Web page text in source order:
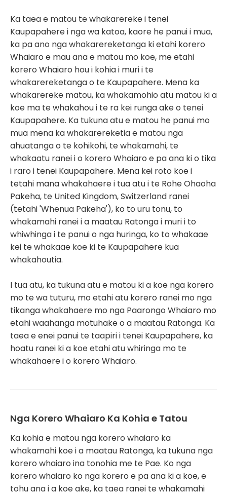
Ka taea e matou te whakarereke i tenei
Kaupapahere i nga wa katoa, kaore he panui i mua,
ka pa ano nga whakarereketanga ki etahi korero
Whaiaro e mau ana e matou mo koe, me etahi
korero Whaiaro hou i kohia i muri i te
whakarereketanga o te Kaupapahere. Mena ka
whakarereke matou, ka whakamohio atu matou ki a
koe ma te whakahou i te ra kei runga ake o tenei
Kaupapahere. Ka tukuna atu e matou he panui mo
mua mena ka whakarereketia e matou nga
ahuatanga o te kohikohi, te whakamahi, te
whakaatu ranei i o korero Whaiaro e pa ana ki o tika
i raro i tenei Kaupapahere. Mena kei roto koe i
tetahi mana whakahaere i tua atu i te Rohe Ohaoha
Pakeha, te United Kingdom, Switzerland ranei
(tetahi 'Whenua Pakeha'), ko to uru tonu, to
whakamahi ranei i a maatau Ratonga i muri i to
whiwhinga i te panui o nga huringa, ko to whakaae
kei te whakaae koe ki te Kaupapahere kua
whakahoutia.
I tua atu, ka tukuna atu e matou ki a koe nga korero
mo te wa tuturu, mo etahi atu korero ranei mo nga
tikanga whakahaere mo nga Paarongo Whaiaro mo
etahi waahanga motuhake o a maatau Ratonga. Ka
taea e enei panui te taapiri i tenei Kaupapahere, ka
hoatu ranei ki a koe etahi atu whiringa mo te
whakahaere i o korero Whaiaro.
Nga Korero Whaiaro Ka Kohia e Tatou
Ka kohia e matou nga korero whaiaro ka
whakamahi koe i a maatau Ratonga, ka tukuna nga
korero whaiaro ina tonohia me te Pae. Ko nga
korero whaiaro ko nga korero e pa ana ki a koe, e
tohu ana i a koe ake, ka taea ranei te whakamahi